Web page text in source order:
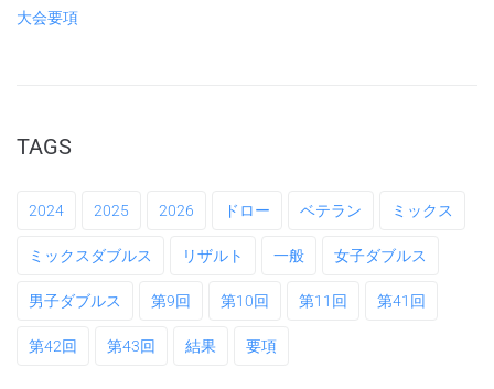
大会要項
TAGS
2024 2025 2026 ドロー ベテラン ミックス
ミックスダブルス リザルト 一般 女子ダブルス
男子ダブルス 第9回 第10回 第11回 第41回
第42回 第43回 結果 要項